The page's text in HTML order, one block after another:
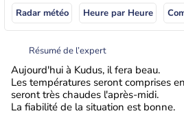
Radar météo Heure par Heure
Résumé de l’expert
Aujourd'hui à Kudus, il fera beau.
Les températures seront comprises
seront très chaudes l'après-midi.
La fiabilité de la situation est bonne.